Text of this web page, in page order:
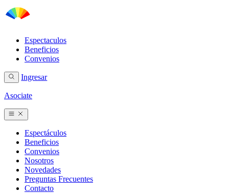
Espectaculos
Beneficios
Convenios
Ingresar
Asociate
Espectáculos
Beneficios
Convenios
Nosotros
Novedades
Preguntas Frecuentes
Contacto